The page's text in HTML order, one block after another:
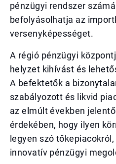
pénzügyi rendszer
befolyásolhatja az
versenyképességet.
A régió pénzügyi
helyzet kihívást és
A befektetők a
szabályozott és likvid
az elmúlt években
érdekében, hogy ilyen
legyen szó
innovatív pénzügyi